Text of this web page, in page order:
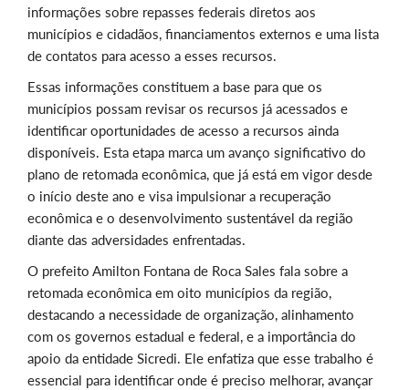
informações sobre repasses federais diretos aos
municípios e cidadãos, financiamentos externos e uma lista
de contatos para acesso a esses recursos.
Essas informações constituem a base para que os
municípios possam revisar os recursos já acessados e
identificar oportunidades de acesso a recursos ainda
disponíveis. Esta etapa marca um avanço significativo do
plano de retomada econômica, que já está em vigor desde
o início deste ano e visa impulsionar a recuperação
econômica e o desenvolvimento sustentável da região
diante das adversidades enfrentadas.
O prefeito Amilton Fontana de Roca Sales fala sobre a
retomada econômica em oito municípios da região,
destacando a necessidade de organização, alinhamento
com os governos estadual e federal, e a importância do
apoio da entidade Sicredi. Ele enfatiza que esse trabalho é
essencial para identificar onde é preciso melhorar, avançar